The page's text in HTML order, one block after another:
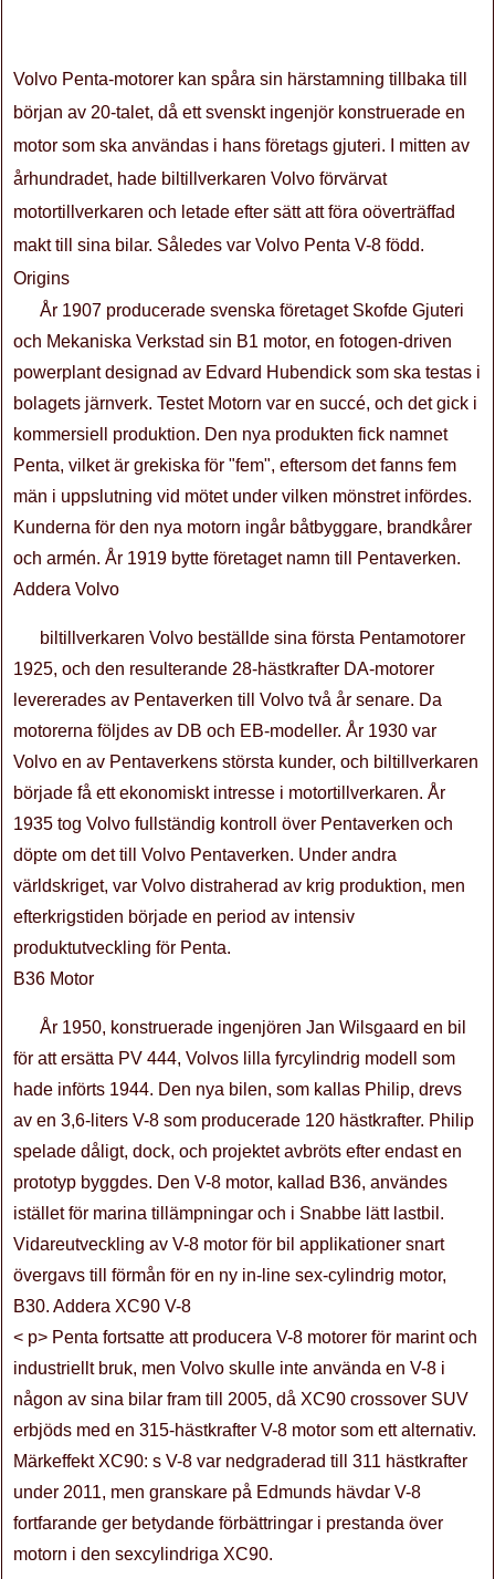
Volvo Penta-motorer kan spåra sin härstamning tillbaka till
början av 20-talet, då ett svenskt ingenjör konstruerade en
motor som ska användas i hans företags gjuteri. I mitten av
århundradet, hade biltillverkaren Volvo förvärvat
motortillverkaren och letade efter sätt att föra oöverträffad
makt till sina bilar. Således var Volvo Penta V-8 född.
Origins
År 1907 producerade svenska företaget Skofde Gjuteri
och Mekaniska Verkstad sin B1 motor, en fotogen-driven
powerplant designad av Edvard Hubendick som ska testas i
bolagets järnverk. Testet Motorn var en succé, och det gick i
kommersiell produktion. Den nya produkten fick namnet
Penta, vilket är grekiska för "fem", eftersom det fanns fem
män i uppslutning vid mötet under vilken mönstret infördes.
Kunderna för den nya motorn ingår båtbyggare, brandkårer
och armén. År 1919 bytte företaget namn till Pentaverken.
Addera Volvo
biltillverkaren Volvo beställde sina första Pentamotorer
1925, och den resulterande 28-hästkrafter DA-motorer
levererades av Pentaverken till Volvo två år senare. Da
motorerna följdes av DB och EB-modeller. År 1930 var
Volvo en av Pentaverkens största kunder, och biltillverkaren
började få ett ekonomiskt intresse i motortillverkaren. År
1935 tog Volvo fullständig kontroll över Pentaverken och
döpte om det till Volvo Pentaverken. Under andra
världskriget, var Volvo distraherad av krig produktion, men
efterkrigstiden började en period av intensiv
produktutveckling för Penta.
B36 Motor
År 1950, konstruerade ingenjören Jan Wilsgaard en bil
för att ersätta PV 444, Volvos lilla fyrcylindrig modell som
hade införts 1944. Den nya bilen, som kallas Philip, drevs
av en 3,6-liters V-8 som producerade 120 hästkrafter. Philip
spelade dåligt, dock, och projektet avbröts efter endast en
prototyp byggdes. Den V-8 motor, kallad B36, användes
istället för marina tillämpningar och i Snabbe lätt lastbil.
Vidareutveckling av V-8 motor för bil applikationer snart
övergavs till förmån för en ny in-line sex-cylindrig motor,
B30. Addera XC90 V-8
< p> Penta fortsatte att producera V-8 motorer för marint och
industriellt bruk, men Volvo skulle inte använda en V-8 i
någon av sina bilar fram till 2005, då XC90 crossover SUV
erbjöds med en 315-hästkrafter V-8 motor som ett alternativ.
Märkeffekt XC90: s V-8 var nedgraderad till 311 hästkrafter
under 2011, men granskare på Edmunds hävdar V-8
fortfarande ger betydande förbättringar i prestanda över
motorn i den sexcylindriga XC90.